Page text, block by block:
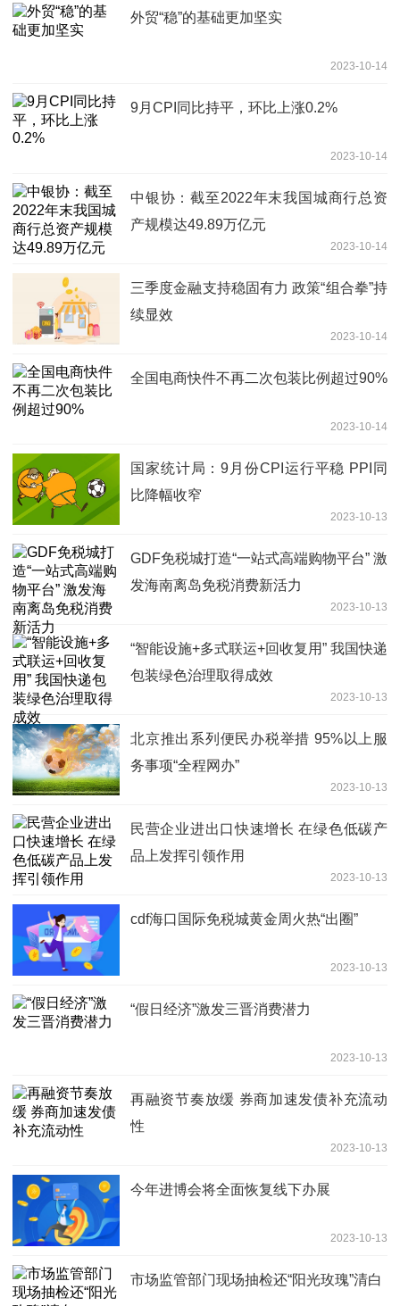
外贸“稳”的基础更加坚实
2023-10-14
9月CPI同比持平，环比上涨0.2%
2023-10-14
中银协：截至2022年末我国城商行总资
产规模达49.89万亿元
2023-10-14
三季度金融支持稳固有力 政策“组合拳”持
续显效
2023-10-14
全国电商快件不再二次包装比例超过90%
2023-10-14
国家统计局：9月份CPI运行平稳 PPI同
比降幅收窄
2023-10-13
GDF免税城打造“一站式高端购物平台” 激
发海南离岛免税消费新活力
2023-10-13
“智能设施+多式联运+回收复用” 我国快递
包装绿色治理取得成效
2023-10-13
北京推出系列便民办税举措 95%以上服
务事项“全程网办”
2023-10-13
民营企业进出口快速增长 在绿色低碳产
品上发挥引领作用
2023-10-13
cdf海口国际免税城黄金周火热“出圈”
2023-10-13
“假日经济”激发三晋消费潜力
2023-10-13
再融资节奏放缓 券商加速发债补充流动
性
2023-10-13
今年进博会将全面恢复线下办展
2023-10-13
市场监管部门现场抽检还“阳光玫瑰”清白